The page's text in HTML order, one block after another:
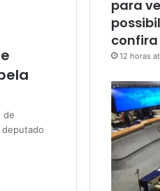
de
para
12 horas